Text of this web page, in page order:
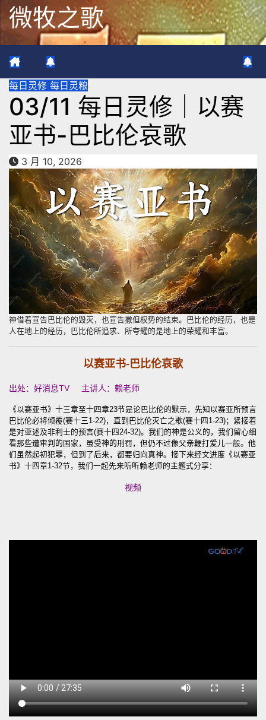
微牧之歌
每日灵修 每日灵粮
03/11 每日灵修｜以赛
亚书-巴比伦哀歌
3 月 10, 2026
神借着宣告巴比伦的毁灭，也宣告撒但权势的结束。巴比伦的经历，也是
人在地上的经历，巴比伦所追求、所夸耀的是地上的荣耀和丰富。
以赛亚书-巴比伦哀歌
出处：好消息TV 主讲人：赖老师
《以赛亚书》十三章至十四章23节是论巴比伦的默示，先知以赛亚所预言
巴比伦必将倾覆(赛十三1-22)，直到巴比伦灭亡之歌(赛十四1-23)；紧接着
是对亚述及非利士的预言(赛十四24-32)。我们的神是公义的，我们留心细
看那些遭审判的国家，虽受神的刑罚，但仍不过像父亲鞭打爱儿一般。他
们虽然起初犯罪，但到了后来，都要归向真神。接下来经文进度《以赛亚
书》十四章1-32节，我们一起先来听听赖老师的主题式分享：
视频